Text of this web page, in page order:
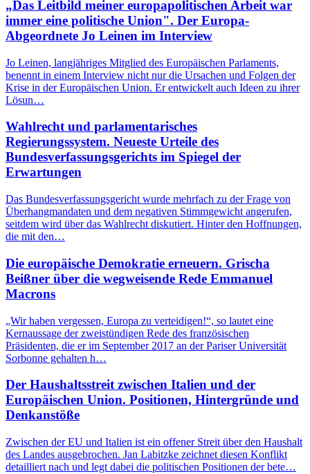
„Das Leitbild meiner europapolitischen Arbeit war
immer eine politische Union". Der Europa-
Abgeordnete Jo Leinen im Interview
Jo Leinen, langjähriges Mitglied des Europäischen Parlaments,
benennt in einem Interview nicht nur die Ursachen und Folgen der
Krise in der Europäischen Union. Er entwickelt auch Ideen zu ihrer
Lösun…
Wahlrecht und parlamentarisches
Regierungssystem. Neueste Urteile des
Bundesverfassungsgerichts im Spiegel der
Erwartungen
Das Bundesverfassungsgericht wurde mehrfach zu der Frage von
Überhangmandaten und dem negativen Stimmgewicht angerufen,
seitdem wird über das Wahlrecht diskutiert. Hinter den Hoffnungen,
die mit den…
Die europäische Demokratie erneuern. Grischa
Beißner über die wegweisende Rede Emmanuel
Macrons
„Wir haben vergessen, Europa zu verteidigen!“, so lautet eine
Kernaussage der zweistündigen Rede des französischen
Präsidenten, die er im September 2017 an der Pariser Universität
Sorbonne gehalten h…
Der Haushaltsstreit zwischen Italien und der
Europäischen Union. Positionen, Hintergründe und
Denkanstöße
Zwischen der EU und Italien ist ein offener Streit über den Haushalt
des Landes ausgebrochen. Jan Labitzke zeichnet diesen Konflikt
detailliert nach und legt dabei die politischen Positionen der bete…